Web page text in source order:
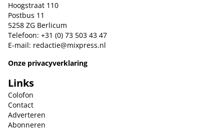
Hoogstraat 110
Postbus 11
5258 ZG Berlicum
Telefoon: +31 (0) 73 503 43 47
E-mail: redactie@mixpress.nl
Onze privacyverklaring
Links
Colofon
Contact
Adverteren
Abonneren